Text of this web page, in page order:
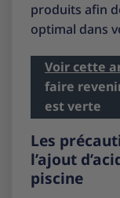
produits afin
optimal dans
Voir cette
faire
est verte
Les
l’ajout
piscine